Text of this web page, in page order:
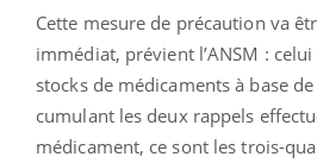
Cette mesure de précaution va
immédiat, prévient l’ANSM :
stocks de médicaments à base
cumulant les deux rappels
médicament, ce sont les trois-